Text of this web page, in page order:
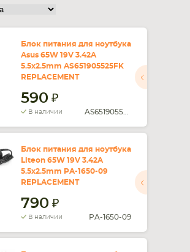
КОМПЛЕКТУЮЩИЕ
Блок питания для ноутбука
Asus 65W 19V 3.42A
5.5x2.5mm AS651905525FK
REPLACEMENT
590
В наличии
Блок питания для ноутбука
Liteon 65W 19V 3.42A
5.5x2.5mm PA-1650-09
REPLACEMENT
790
В наличии PA-1650-09